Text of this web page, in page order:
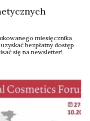
miesięcznika
bezpłatny dostęp
się na newsletter!